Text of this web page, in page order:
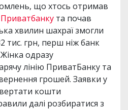
що хтось отримав
Приватбанку та почав
хвилин шахраї змогли
тис. грн, перш ніж банк
одразу
лінію ПриватБанку та
грошей. Заявки у
кошти
далі розбиратися з